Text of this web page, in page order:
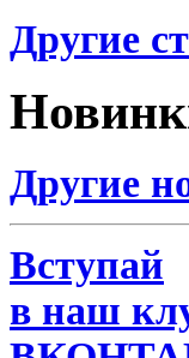
Другие
Другие
Вступай
в наш